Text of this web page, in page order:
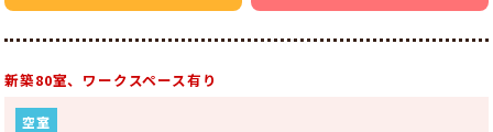
新築80室、ワークスペース有り
空室